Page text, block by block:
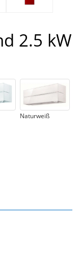
2.5 kW
Naturweiß